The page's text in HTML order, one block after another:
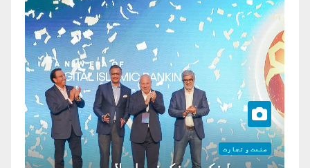
صنعت و تجارت